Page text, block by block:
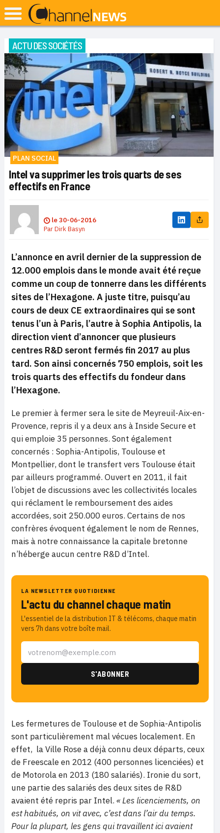
ACTU DES SOCIÉTÉS
PLAN SOCIAL
Intel va supprimer les trois quarts de ses
effectifs en France
le30-06-2016
ParDirk Basyn
L’annonce en avril dernier de la suppression de
12.000 emplois dans le monde avait été reçue
comme un coup de tonnerre dans les différents
sites de l’Hexagone. A juste titre, puisqu’au
cours de deux CE extraordinaires qui se sont
tenus l’un à Paris, l’autre à Sophia Antipolis, la
direction vient d’annoncer que plusieurs
centres R&D seront fermés fin 2017 au plus
tard. Son ainsi concernés 750 emplois, soit les
trois quarts des effectifs du fondeur dans
l’Hexagone.
Le premier à fermer sera le site de Meyreuil-Aix-en-
Provence, repris il y a deux ans à Inside Secure et
qui emploie 35 personnes. Sont également
concernés : Sophia-Antipolis, Toulouse et
Montpellier, dont le transfert vers Toulouse était
par ailleurs programmé. Ouvert en 2011, il fait
l’objet de discussions avec les collectivités locales
qui réclament le remboursement des aides
accordées, soit 250.000 euros. Certains de nos
confrères évoquent également le nom de Rennes,
mais à notre connaissance la capitale bretonne
n’héberge aucun centre R&D d’Intel.
LA NEWSLETTER QUOTIDIENNE
L'actu du channel chaque matin
L'essentiel de la distribution IT & télécoms, chaque matin
vers 7h dans votre boîte mail.
Les fermetures de Toulouse et de Sophia-Antipolis
sont particulièrement mal vécues localement. En
effet, la Ville Rose a déjà connu deux départs, ceux
de Freescale en 2012 (400 personnes licenciées) et
de Motorola en 2013 (180 salariés). Ironie du sort,
une partie des salariés des deux sites de R&D
avaient été repris par Intel. « Les licenciements, on
est habitués, on vit avec, c’est dans l’air du temps.
Pour la plupart, les gens qui travaillent ici avaient